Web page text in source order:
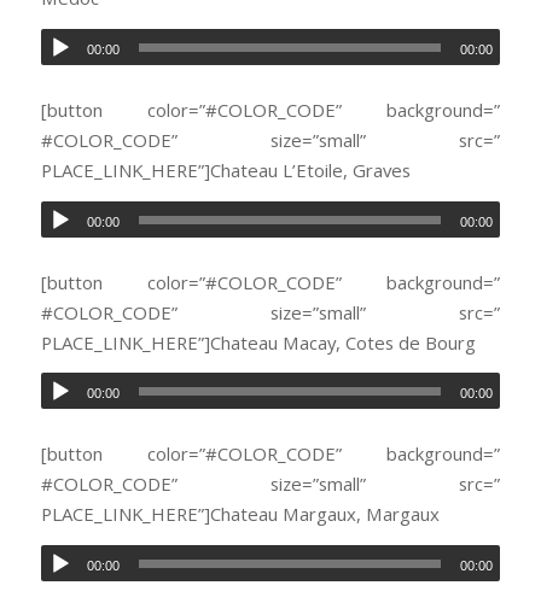
00:00 00:00
[button color=”#COLOR_CODE” background=”
#COLOR_CODE” size=”small” src=”
PLACE_LINK_HERE”]Chateau L’Etoile, Graves
00:00 00:00
[button color=”#COLOR_CODE” background=”
#COLOR_CODE” size=”small” src=”
PLACE_LINK_HERE”]Chateau Macay, Cotes de Bourg
00:00 00:00
[button color=”#COLOR_CODE” background=”
#COLOR_CODE” size=”small” src=”
PLACE_LINK_HERE”]Chateau Margaux, Margaux
00:00 00:00